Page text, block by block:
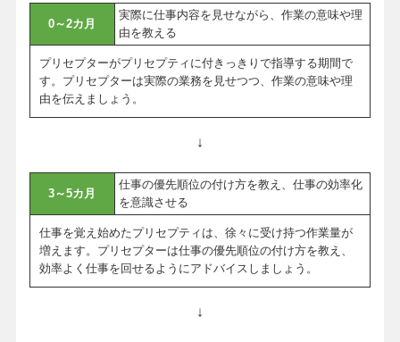
0～2カ月
実際に仕事内容を見せながら、作業の意味や理
由を教える
プリセプターがプリセプティに付きっきりで指導する期間で
す。プリセプターは実際の業務を見せつつ、作業の意味や理
由を伝えましょう。
↓
3～5カ月
仕事の優先順位の付け方を教え、仕事の効率化
を意識させる
仕事を覚え始めたプリセプティは、徐々に受け持つ作業量が
増えます。プリセプターは仕事の優先順位の付け方を教え、
効率よく仕事を回せるようにアドバイスしましょう。
↓